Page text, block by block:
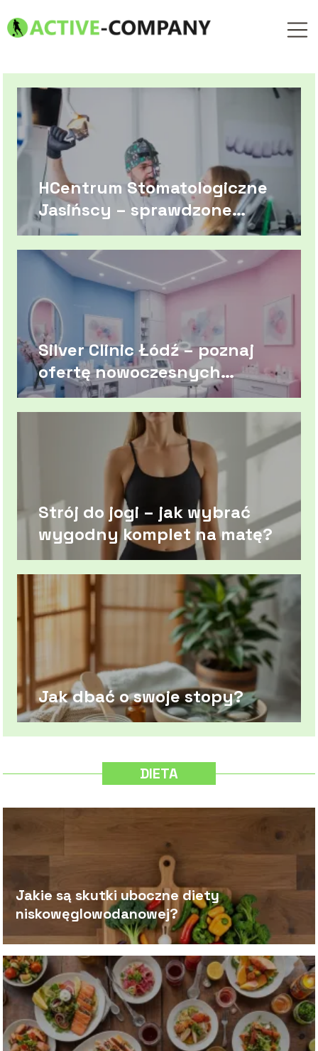
HCentrum Stomatologiczne
Jasińscy – sprawdzone
rozwiązania dla pięknego
uśmiechu
Silver Clinic Łódź – poznaj
ofertę nowoczesnych
zabiegów
Strój do jogi – jak wybrać
wygodny komplet na matę?
Jak dbać o swoje stopy?
DIETA
Jakie są skutki uboczne diety
niskowęglowodanowej?